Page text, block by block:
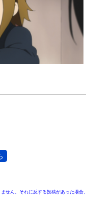
せん。それに反する投稿があった場合、